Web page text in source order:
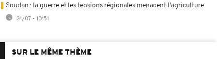
Soudan : la guerre et les tensions régionales menacent l'agriculture
31/07 - 10:51
SUR LE MÊME THÈME